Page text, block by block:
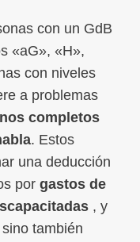
con un GdB
«aG», «H»,
con niveles
a problemas
completos
. Estos
una deducción
por gastos de
, y
también